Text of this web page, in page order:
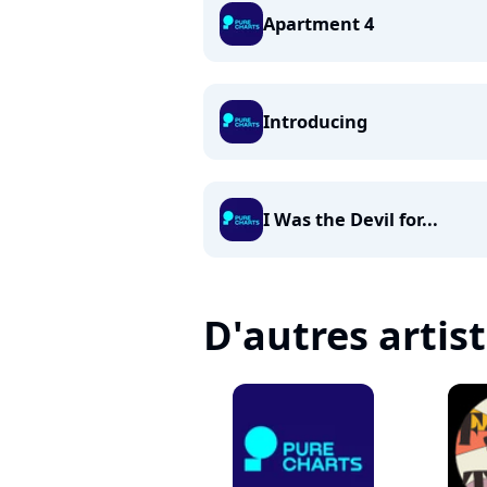
Apartment 4
Introducing
I Was the Devil for...
D'autres